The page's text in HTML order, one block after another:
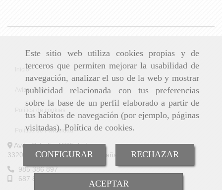
Este sitio web utiliza cookies propias y de
terceros que permiten mejorar la usabilidad de
navegación, analizar el uso de la web y mostrar
publicidad relacionada con tus preferencias
sobre la base de un perfil elaborado a partir de
tus hábitos de navegación (por ejemplo, páginas
visitadas). Política de cookies.
CONFIGURAR RECHAZAR
ACEPTAR
Inicio
Aviso Legal
Política de Privacidad
Avda Schultz, Nº65, bajo
33208 GIJÓN (ASTURIAS) España
985 386 897
687 853 894